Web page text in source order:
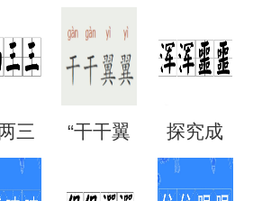
出
攘熙
熙”的用
法、典
故和出
么意
思？
三 “干干翼 探究成
语“混混